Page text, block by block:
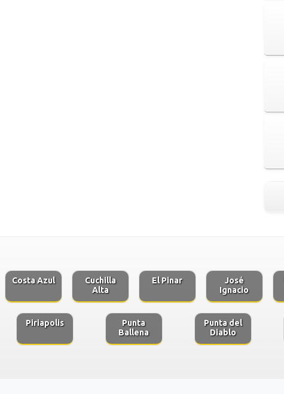
Costa Azul
Cuchilla
Alta
El Pinar
José
Ignacio
Piriapolis
Punta
Ballena
Punta del
Diablo